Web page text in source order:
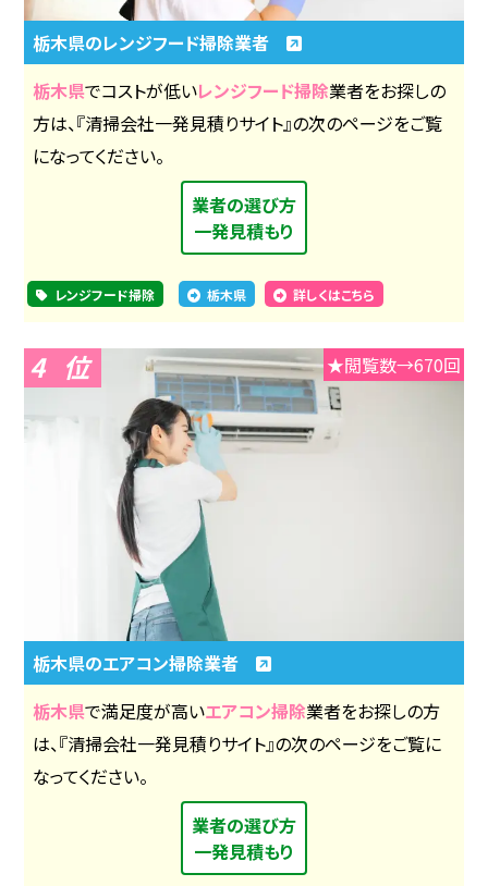
栃木県のレンジフード掃除業者
栃木県でコストが低いレンジフード掃除業者をお探しの
方は、『清掃会社一発見積りサイト』の次のページをご覧
になってください。
業者の選び方
一発見積もり
レンジフード掃除 栃木県 詳しくはこちら
4 ★閲覧数→670回
栃木県のエアコン掃除業者
栃木県で満足度が高いエアコン掃除業者をお探しの方
は、『清掃会社一発見積りサイト』の次のページをご覧に
なってください。
業者の選び方
一発見積もり